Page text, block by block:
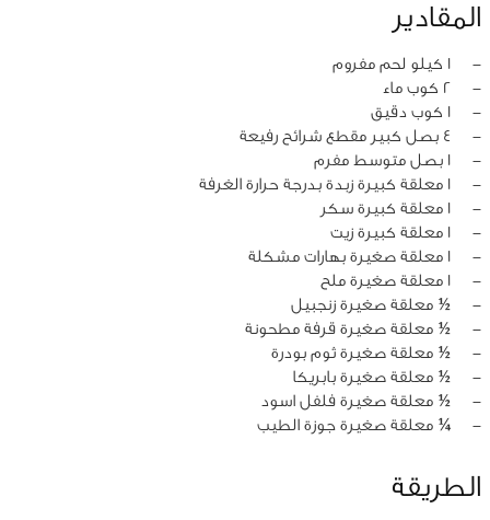
المقادير
‏-
1 كيلو لحم مفروم
‏-
2 كوب ماء
‏-
1 كوب دقيق
‏-
4 بصل كبير مقطع شرائح رفيعة
‏-
1 بصل متوسط مفرم
‏-
1 معلقة كبيرة زبدة بدرجة حرارة الغرفة
‏-
1 معلقة كبيرة سكر
‏-
1 معلقة كبيرة زيت
‏-
1 معلقة صغيرة بهارات مشكلة
‏-
1 معلقة صغيرة ملح
‏-
½ معلقة صغيرة زنجبيل
‏-
½ معلقة صغيرة قرفة مطحونة
‏-
½ معلقة صغيرة ثوم بودرة
‏-
½ معلقة صغيرة بابريكا
‏-
½ معلقة صغيرة فلفل اسود
‏-
¼ معلقة صغيرة جوزة الطيب
الطريقة